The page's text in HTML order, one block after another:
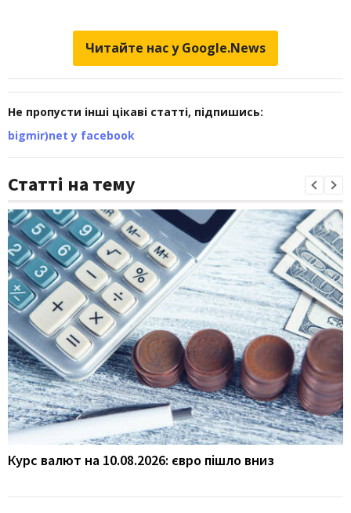
Читайте нас у Google.News
Не пропусти інші цікаві статті, підпишись:
bigmir)net у facebook
Статті на тему
Курс валют на 10.08.2026: євро пішло вниз